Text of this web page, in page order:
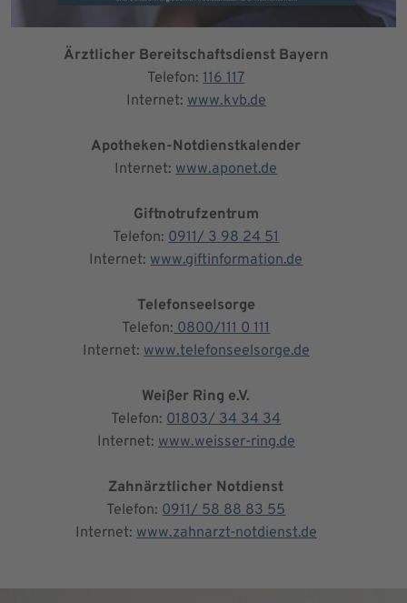
Ärztlicher Bereitschaftsdienst Bayern
Telefon:116 117
Internet: www.kvb.de
Apotheken-Notdienstkalender
Internet:www.aponet.de
Giftnotrufzentrum
Telefon:0911/ 3 98 24 51
Internet:www.giftinformation.de
Telefonseelsorge
Telefon:0800/111 0 111
Internet: www.telefonseelsorge.de
Weißer Ring e.V.
Telefon:01803/ 34 34 34
Internet: www.weisser-ring.de
Zahnärztlicher Notdienst
Telefon:0911/ 58 88 83 55
Internet: www.zahnarzt-notdienst.de